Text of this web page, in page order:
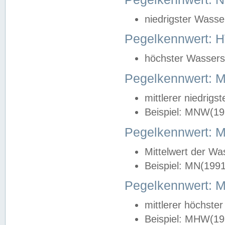
niedrigster
Pegelkennwert:
höchster
Pegelkennwert:
mittlerer
Beispiel:
Pegelkennwert:
Mittelwert der
Beispiel:
Pegelkennwert:
mittlerer
Beispiel: